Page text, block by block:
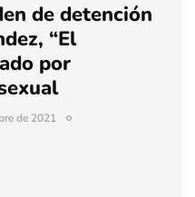
de detención
“El
por
de 2021